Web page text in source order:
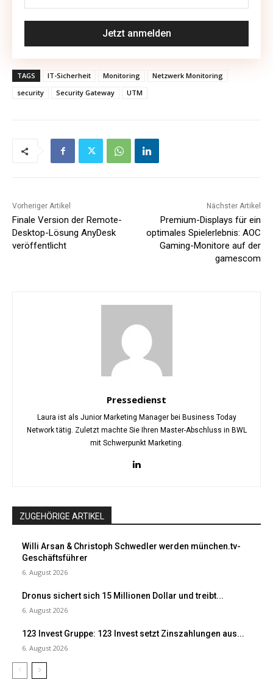
TAGS IT-Sicherheit Monitoring
Netzwerk Monitoring
security
Security Gateway UTM
Vorheriger Artikel
Finale Version der Remote-
Desktop-Lösung AnyDesk
veröffentlicht
Nächster Artikel
Premium-Displays für ein
optimales Spielerlebnis: AOC
Gaming-Monitore auf der
gamescom
Pressedienst
Laura ist als Junior Marketing Manager bei Business Today
Network tätig. Zuletzt machte Sie Ihren Master-Abschluss in BWL
mit Schwerpunkt Marketing.
ZUGEHÖRIGE ARTIKEL
Willi Arsan & Christoph Schwedler werden münchen.tv-
Geschäftsführer
6. August 2026
Dronus sichert sich 15 Millionen Dollar und treibt...
6. August 2026
123 Invest Gruppe: 123 Invest setzt Zinszahlungen aus...
6. August 2026